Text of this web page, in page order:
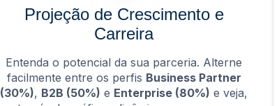
Projeção de Crescimento e
Carreira
Entenda o potencial da sua parceria. Alterne
facilmente entre os perfis Business Partner
(30%), B2B (50%) e Enterprise (80%) e veja,